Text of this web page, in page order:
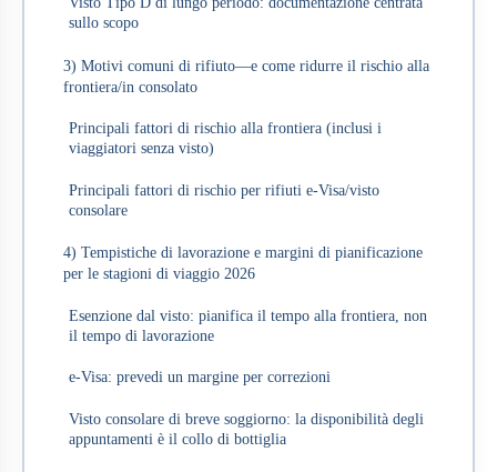
sullo scopo
3) Motivi comuni di rifiuto—e come ridurre il rischio alla
frontiera/in consolato
Principali fattori di rischio alla frontiera (inclusi i
viaggiatori senza visto)
Principali fattori di rischio per rifiuti e‑Visa/visto
consolare
4) Tempistiche di lavorazione e margini di pianificazione
per le stagioni di viaggio 2026
Esenzione dal visto: pianifica il tempo alla frontiera, non
il tempo di lavorazione
e‑Visa: prevedi un margine per correzioni
Visto consolare di breve soggiorno: la disponibilità degli
appuntamenti è il collo di bottiglia